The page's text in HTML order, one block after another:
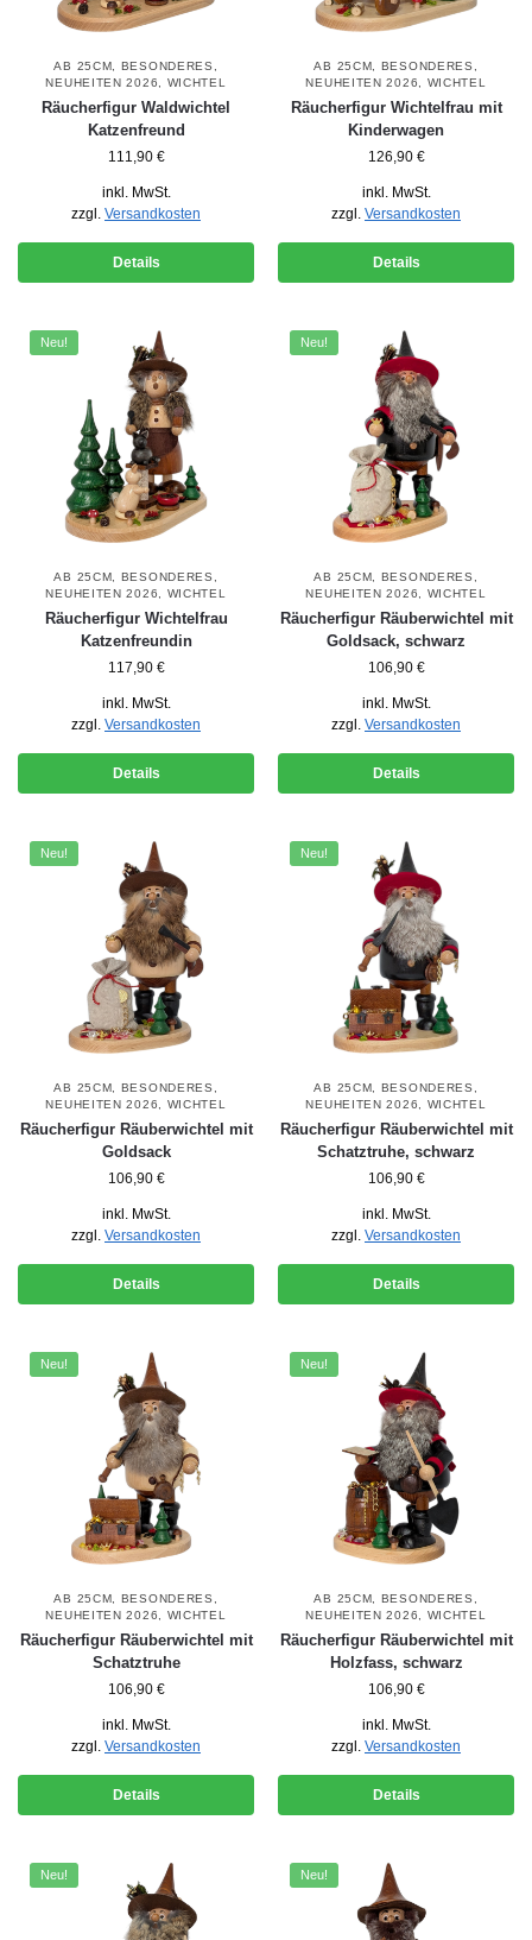
AB 25CM BESONDERES
NEUHEITEN 2026
WICHTEL
Räucherfigur Waldwichtel
Katzenfreund
111,90 €
inkl. MwSt.
zzgl. Versandkosten
Details
AB 25CM BESONDERES
NEUHEITEN 2026
WICHTEL
Räucherfigur Wichtelfrau mit
Kinderwagen
126,90 €
inkl. MwSt.
zzgl. Versandkosten
Details
Neu!
AB 25CM BESONDERES
NEUHEITEN 2026
WICHTEL
Räucherfigur Wichtelfrau
Katzenfreundin
117,90 €
inkl. MwSt.
zzgl. Versandkosten
Details
Neu!
AB 25CM BESONDERES
NEUHEITEN 2026
WICHTEL
Räucherfigur Räuberwichtel mit
Goldsack, schwarz
106,90 €
inkl. MwSt.
zzgl. Versandkosten
Details
Neu!
AB 25CM BESONDERES
NEUHEITEN 2026
WICHTEL
Räucherfigur Räuberwichtel mit
Goldsack
106,90 €
inkl. MwSt.
zzgl. Versandkosten
Details
Neu!
AB 25CM BESONDERES
NEUHEITEN 2026
WICHTEL
Räucherfigur Räuberwichtel mit
Schatztruhe, schwarz
106,90 €
inkl. MwSt.
zzgl. Versandkosten
Details
Neu!
AB 25CM BESONDERES
NEUHEITEN 2026
WICHTEL
Räucherfigur Räuberwichtel mit
Schatztruhe
106,90 €
inkl. MwSt.
zzgl. Versandkosten
Details
Neu!
AB 25CM BESONDERES
NEUHEITEN 2026
WICHTEL
Räucherfigur Räuberwichtel mit
Holzfass, schwarz
106,90 €
inkl. MwSt.
zzgl. Versandkosten
Details
Neu! Neu!